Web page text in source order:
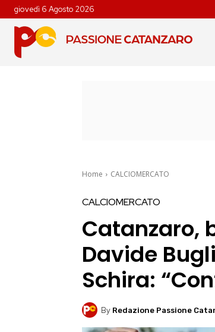
giovedì 6 Agosto 2026
Home CALCIOMERCATO
CALCIOMERCATO
Catanzaro,
Davide
Schira:
By Redazione Passione